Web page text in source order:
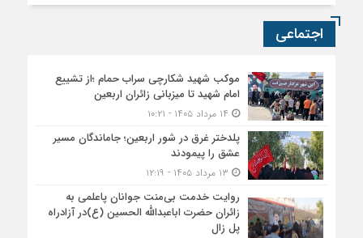
اجتماعی
موکب شهید شکارچی سراب حمام ؛از تشییع
امام شهید تا میزبانی زائران اربعین
پلدختر غرق در شور اربعین؛ جاماندگان مسیر
عشق را پیمودند
روایت خدمت بی‌منت جوانان پاعلمی به
زائران حضرت اباعبدالله الحسین (ع)در آزادراه
پل زال